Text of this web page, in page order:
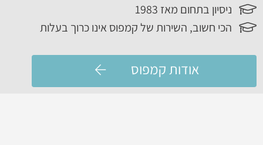
ניסיון בתחום מאז 1983
הכי חשוב, השירות של קמפוס אינו כרוך בעלות
אודות קמפוס